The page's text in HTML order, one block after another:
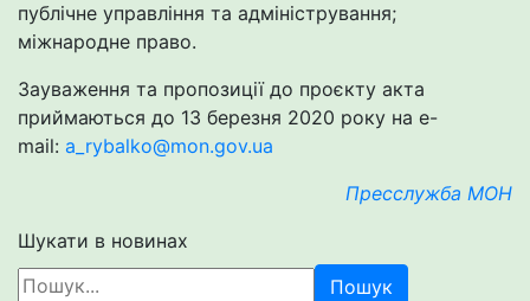
публічне управління та адміністрування;
міжнародне право.
Зауваження та пропозиції до проєкту акта
приймаються до 13 березня 2020 року на e-
mail: a_rybalko@mon.gov.ua
Пресслужба МОН
Шукати в новинах
Пошук